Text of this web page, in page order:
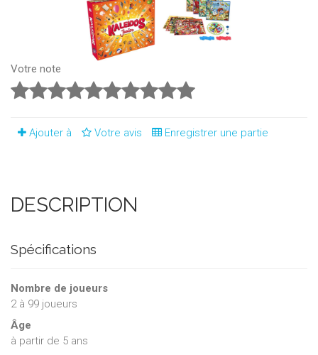
Votre note
Ajouter à Votre avis Enregistrer une partie
DESCRIPTION
Spécifications
Nombre de joueurs
2à 99 joueurs
Âge
à partir de 5 ans